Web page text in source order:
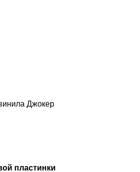
Джокер
пластинки